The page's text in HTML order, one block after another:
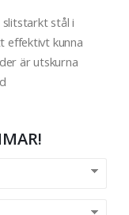
stål i
effektivt kunna
är utskurna